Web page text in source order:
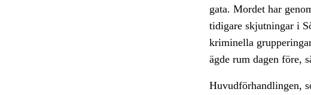
gata. Mordet har
tidigare skjutningar i
kriminella
ägde rum dagen före,
Huvudförhandlingen,